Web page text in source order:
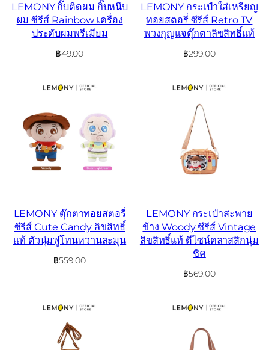
LEMONY กิ๊บติดผม กิ๊บหนีบ
ผม ซีรีส์ Rainbow เครื่อง
ประดับผมพรีเมียม
฿49.00
LEMONY กระเป๋าใส่เหรียญ
ทอยสตอรี่ ซีรีส์ Retro TV
พวงกุญแจตุ๊กตาลิขสิทธิ์แท้
฿299.00
LEMONY ตุ๊กตาทอยสตอรี่
ซีรีส์ Cute Candy ลิขสิทธิ์
แท้ ตัวนุ่มฟูโทนหวานละมุน
฿559.00
LEMONY กระเป๋าสะพาย
ข้าง Woody ซีรีส์ Vintage
ลิขสิทธิ์แท้ ดีไซน์คลาสสิกนุ่ม
ชิค
฿569.00